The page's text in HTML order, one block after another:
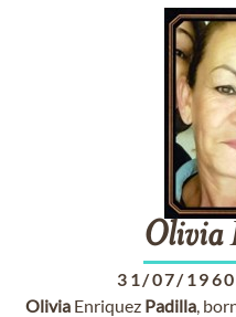
Olivia
31/07/1960
Olivia Enriquez Padilla,